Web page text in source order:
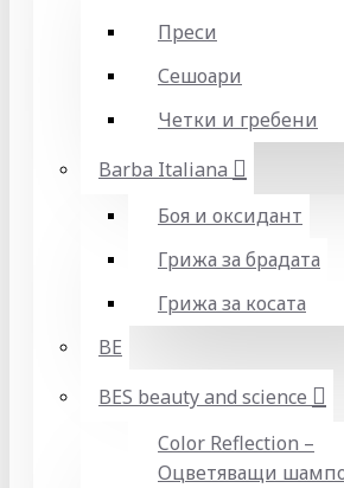
Преси
Сешоари
Четки и гребени
Barba Italiana
Боя и оксидант
Грижа за брадата
Грижа за косата
BE
BES beauty and science
Color Reflection –
Оцветяващи